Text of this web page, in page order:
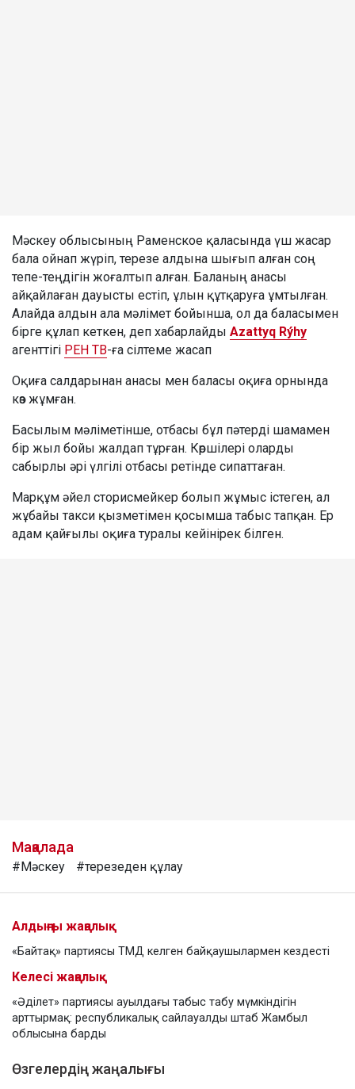
Мәскеу облысының Раменское қаласында үш жасар
бала ойнап жүріп, терезе алдына шығып алған соң
тепе-теңдігін жоғалтып алған. Баланың анасы
айқайлаған дауысты естіп, ұлын құтқаруға ұмтылған.
Алайда алдын ала мәлімет бойынша, ол да баласымен
бірге құлап кеткен, деп хабарлайды Azattyq Rýhy
агенттігі РЕН ТВ-ға сілтеме жасап
Оқиға салдарынан анасы мен баласы оқиға орнында
көз жұмған.
Басылым мәліметінше, отбасы бұл пәтерді шамамен
бір жыл бойы жалдап тұрған. Көршілері оларды
сабырлы әрі үлгілі отбасы ретінде сипаттаған.
Марқұм әйел сторисмейкер болып жұмыс істеген, ал
жұбайы такси қызметімен қосымша табыс тапқан. Ер
адам қайғылы оқиға туралы кейінірек білген.
Мақалада
#Мәскеу #терезеден құлау
Алдыңғы жаңалық
«Байтақ» партиясы ТМД келген байқаушылармен кездесті
Келесі жаңалық
«Әділет» партиясы ауылдағы табыс табу мүмкіндігін
арттырмақ: республикалық сайлауалды штаб Жамбыл
облысына барды